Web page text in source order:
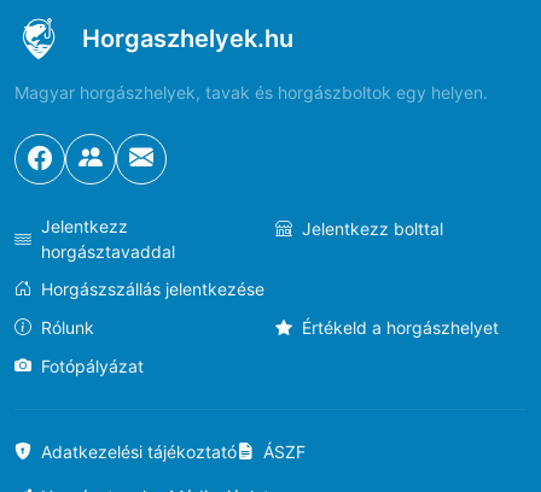
Horgaszhelyek.hu
Magyar horgászhelyek, tavak és horgászboltok egy helyen.
Jelentkezz
horgásztavaddal
Jelentkezz bolttal
Horgászszállás jelentkezése
Rólunk
Értékeld a horgászhelyet
Fotópályázat
Adatkezelési tájékoztató ÁSZF